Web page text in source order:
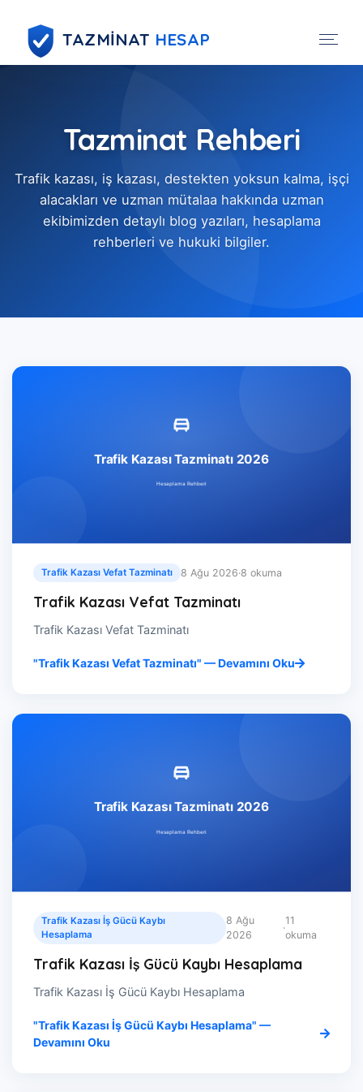
TAZMİNAT HESAP
Tazminat Rehberi
Trafik kazası, iş kazası, destekten yoksun kalma, işçi
alacakları ve uzman mütalaa hakkında uzman
ekibimizden detaylı blog yazıları, hesaplama
rehberleri ve hukuki bilgiler.
Trafik Kazası Vefat Tazminatı 8 Ağu 2026·8 okuma
Trafik Kazası Vefat Tazminatı
Trafik Kazası Vefat Tazminatı
"Trafik Kazası Vefat Tazminatı" — Devamını Oku
Trafik Kazası İş Gücü Kaybı
Hesaplama
8 Ağu
2026
·
11
okuma
Trafik Kazası İş Gücü Kaybı Hesaplama
Trafik Kazası İş Gücü Kaybı Hesaplama
"Trafik Kazası İş Gücü Kaybı Hesaplama" —
Devamını Oku